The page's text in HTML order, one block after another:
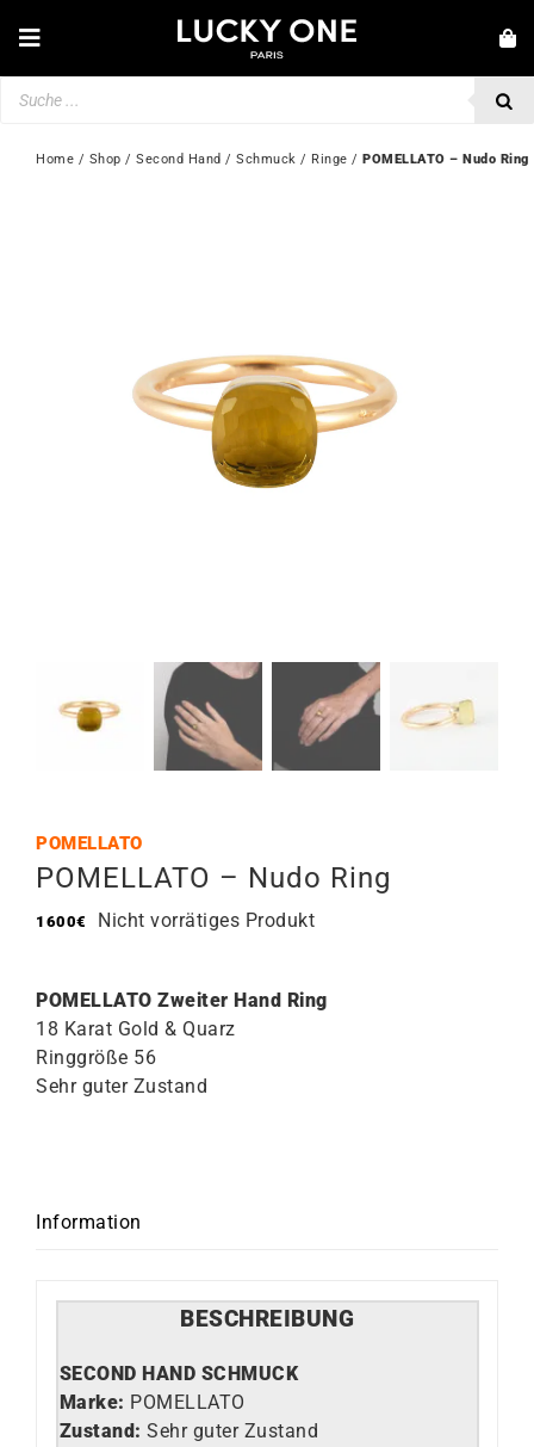
InhaltToggle
Navigation
Home / Shop / Second Hand / Schmuck / Ringe / POMELLATO – Nudo Ring
POMELLATO
POMELLATO – Nudo Ring
1600€ Nicht vorrätiges Produkt
POMELLATO Zweiter Hand Ring
18 Karat Gold & Quarz
Ringgröße 56
Sehr guter Zustand
Information
BESCHREIBUNG
SECOND HAND SCHMUCK
Marke: POMELLATO
Zustand: Sehr guter Zustand